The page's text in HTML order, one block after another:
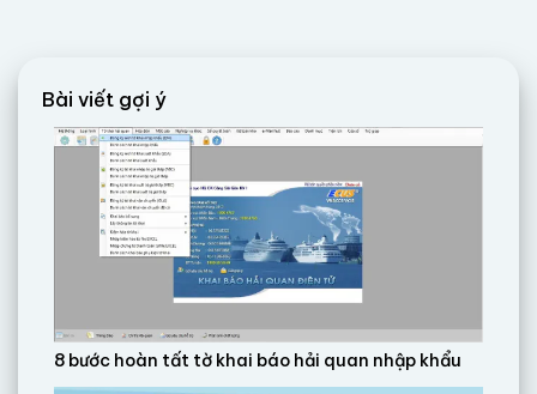
Bài viết gợi ý
8 bước hoàn tất tờ khai báo hải quan nhập khẩu